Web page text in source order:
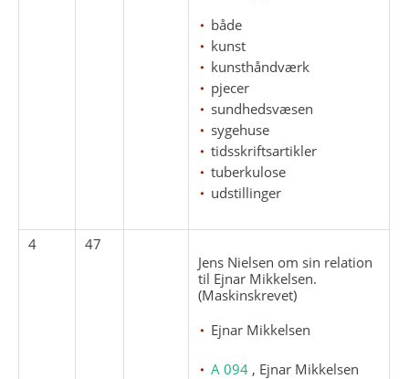
både
kunst
kunsthåndværk
pjecer
sundhedsvæsen
sygehuse
tidsskriftsartikler
tuberkulose
udstillinger
4
47
Jens Nielsen om sin relation
til Ejnar Mikkelsen.
(Maskinskrevet)
Ejnar Mikkelsen
A 094 , Ejnar Mikkelsen